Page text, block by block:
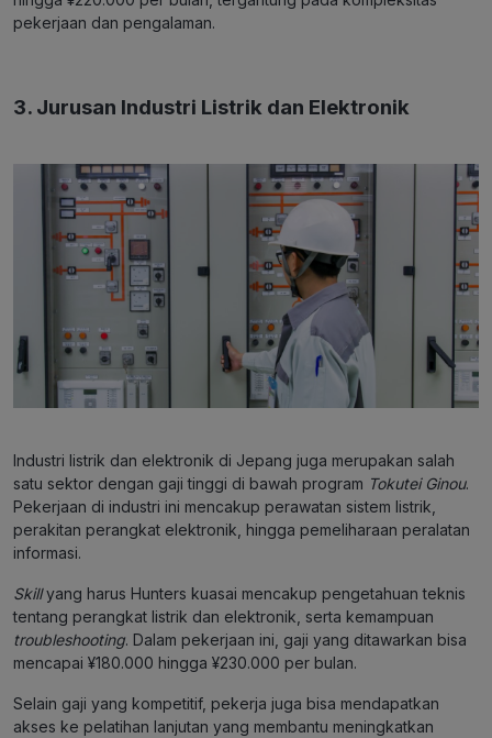
pekerjaan dan pengalaman.
3. Jurusan Industri Listrik dan Elektronik
Industri listrik dan elektronik di Jepang juga merupakan salah
satu sektor dengan gaji tinggi di bawah program Tokutei Ginou.
Pekerjaan di industri ini mencakup perawatan sistem listrik,
perakitan perangkat elektronik, hingga pemeliharaan peralatan
informasi.
Skillyang harus Hunters kuasai mencakup pengetahuan teknis
tentang perangkat listrik dan elektronik, serta kemampuan
troubleshooting. Dalam pekerjaan ini, gaji yang ditawarkan bisa
mencapai ¥180.000 hingga ¥230.000 per bulan.
Selain gaji yang kompetitif, pekerja juga bisa mendapatkan
akses ke pelatihan lanjutan yang membantu meningkatkan